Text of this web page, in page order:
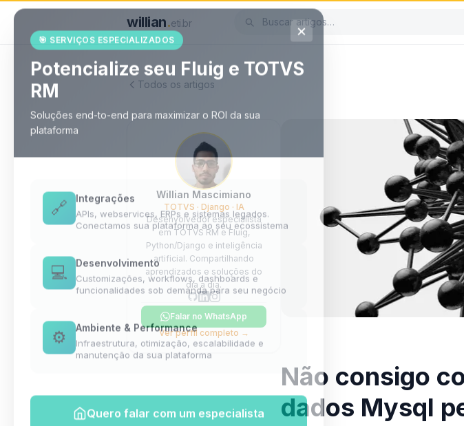
willian.eti.br
Todos os artigos
Willian Mascimiano
TOTVS · Django · IA
Desenvolvedor especialista
em TOTVS RM e Fluig,
Python/Django e inteligência
artificial. Compartilhando
aprendizados e soluções do
dia a dia.
Falar no WhatsApp
Ver perfil completo →
Não consigo
dados Mysql
×
🎯 SERVIÇOS ESPECIALIZADOS
Potencialize seu Fluig e TOTVS
RM
Soluções end-to-end para maximizar o ROI da sua
plataforma
🔗 Integrações
APIs, webservices, ERPs e sistemas legados.
Conectamos sua plataforma ao seu ecossistema
💻 Desenvolvimento
Customizações, workflows, dashboards e
funcionalidades sob demanda para seu negócio
⚙️ Ambiente & Performance
Infraestrutura, otimização, escalabilidade e
manutenção da sua plataforma
Quero falar com um especialista